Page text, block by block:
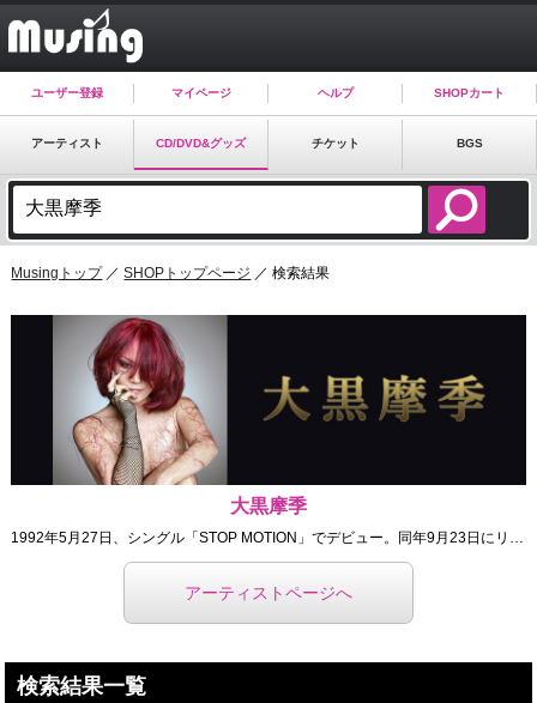
ユーザー登録 マイページ ヘルプ SHOPカート
アーティスト CD/DVD&グッズ チケット BGS
Musingトップ／SHOPトップページ ／ 検索結果
大黒摩季
1992年5月27日、シングル「STOP MOTION」でデビュー。同年9月23日にリリースした、2 ...
アーティストページへ
検索結果一覧